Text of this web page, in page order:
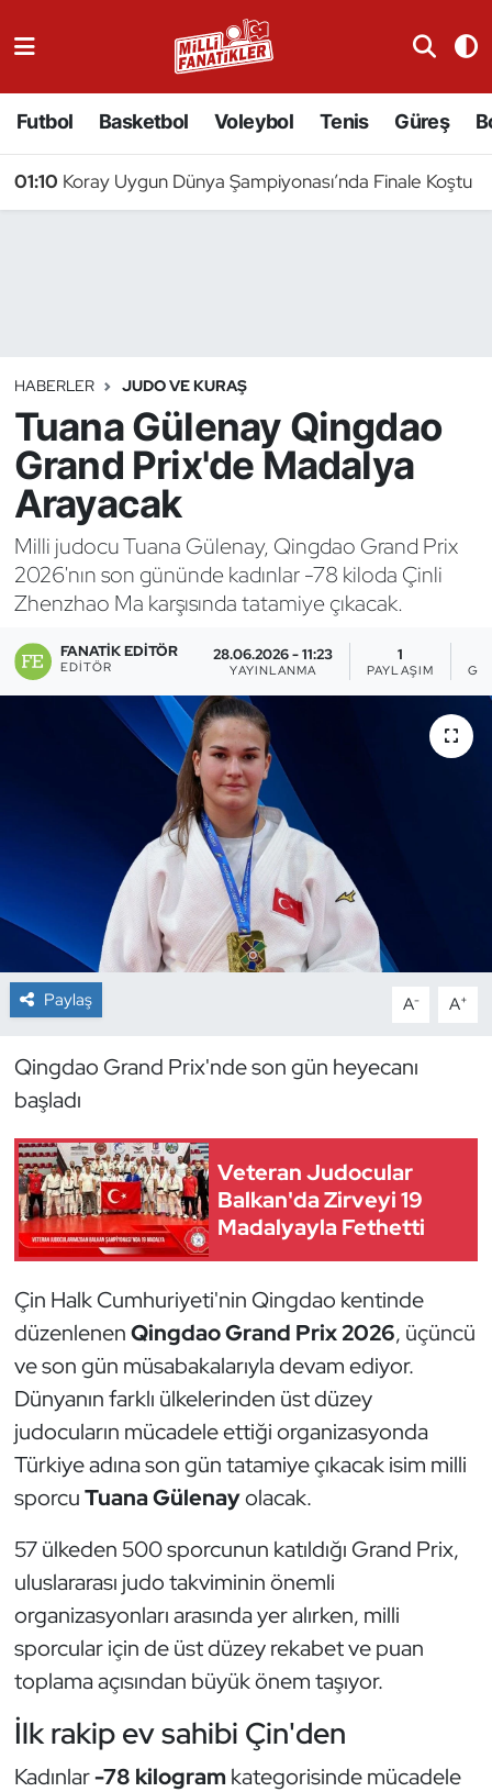
Futbol Basketbol Voleybol Tenis Güreş
01:10 Koray Uygun Dünya Şampiyonası’nda Finale Koştu
HABERLER JUDO VE KURAŞ
Tuana Gülenay Qingdao
Grand Prix'de Madalya
Arayacak
Milli judocu Tuana Gülenay, Qingdao Grand Prix
2026'nın son gününde kadınlar -78 kiloda Çinli
Zhenzhao Ma karşısında tatamiye çıkacak.
FANATIK EDITÖR
EDITÖR
28.06.2026 - 11:23
YAYINLANMA
1
PAYLAŞIM
Paylaş A- A+
Qingdao Grand Prix'nde son gün heyecanı
başladı
Veteran Judocular
Balkan'da Zirveyi 19
Madalyayla Fethetti
Çin Halk Cumhuriyeti'nin Qingdao kentinde
düzenlenenQingdao Grand Prix 2026, üçüncü
ve son gün müsabakalarıyla devam ediyor.
Dünyanın farklı ülkelerinden üst düzey
judocuların mücadele ettiği organizasyonda
Türkiye adına son gün tatamiye çıkacak isim milli
sporcuTuana Gülenayolacak.
57 ülkeden 500 sporcunun katıldığı Grand Prix,
uluslararası judo takviminin önemli
organizasyonları arasında yer alırken, milli
sporcular için de üst düzey rekabet ve puan
toplama açısından büyük önem taşıyor.
İlk rakip ev sahibi Çin'den
Kadınlar-78 kilogramkategorisinde mücadele
Badminton
Binicilik
Bisiklet
Bocce Bowling Dart
Boks
Briç
Buz Hokeyi
Buz Pateni
Cimnastik
Curling
Dağcılık
Dövüş Sanatı
E-Spor
Eskrim
Futbol
Futsal
Genel
Golf
Güreş
Halter
Hava Sporları
Hentbol
Judo ve Kuraş